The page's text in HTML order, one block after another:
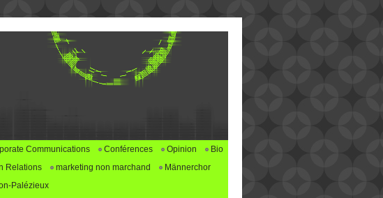
Communications Conférences Opinion
Bio
Relations marketing non marchand
Männerchor
Palézieux